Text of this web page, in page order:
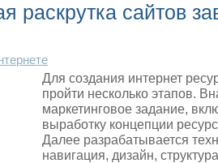
раскрутка сайтов
Для создания интернет
пройти несколько этапов.
маркетинговое задание,
выработку концепции
Далее разрабатывается
навигация, дизайн,